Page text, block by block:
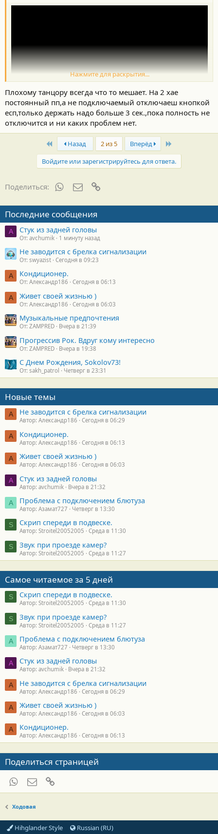
Было? здесь наиболее наглядно
Нажмите для раскрытия...
Плохому танцору всегда что то мешает. На 2 хае
постоянный пп,а не подключаемый отключаеш кнопкой
есп,только держать надо больше 3 сек.,пока полность не
отключится и ни каких проблем нет.
First Назад 2 из 5 Вперёд
Войдите или зарегистрируйтесь для ответа.
Поделиться: WhatsAppЭлектронная почта
Последние сообщения
A Стук из задней головы
От: avchumik 1 минуту назад
Не заводится с брелка сигнализации
От: swyazist Сегодня в 09:23
А Кондиционер.
От: Александр186 Сегодня в 06:13
А Живет своей жизнью )
От: Александр186 Сегодня в 06:03
Музыкальные предпочтения
От: ZAMPRED Вчера в 21:39
Прогрессив Рок. Вдруг кому интересно
От: ZAMPRED Вчера в 19:38
С Днем Рождения, Sokolov73!
От: sakh_patrol Четверг в 23:31
Новые темы
А Не заводится с брелка сигнализации
Автор: Александр186 Сегодня в 06:29
А Кондиционер.
Автор: Александр186 Сегодня в 06:13
А Живет своей жизнью )
Автор: Александр186 Сегодня в 06:03
A Стук из задней головы
Автор: avchumik Вчера в 21:32
А Проблема с подключением блютуза
Автор: Азамат727 Четверг в 13:30
S Скрип спереди в подвеске.
Автор: Stroitel20052005 Среда в 11:30
S Звук при проезде камер?
Автор: Stroitel20052005 Среда в 11:27
Самое читаемое за 5 дней
S Скрип спереди в подвеске.
Автор: Stroitel20052005 Среда в 11:30
S Звук при проезде камер?
Автор: Stroitel20052005 Среда в 11:27
А Проблема с подключением блютуза
Автор: Азамат727 Четверг в 13:30
A Стук из задней головы
Автор: avchumik Вчера в 21:32
А Не заводится с брелка сигнализации
Автор: Александр186 Сегодня в 06:29
А Живет своей жизнью )
Автор: Александр186 Сегодня в 06:03
А Кондиционер.
Автор: Александр186 Сегодня в 06:13
Поделиться страницей
WhatsAppЭлектронная почта
Ходовая
Hihglander Style Russian (RU)